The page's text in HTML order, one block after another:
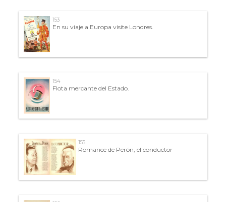
153
En su viaje a Europa visite Londres.
154
Flota mercante del Estado.
155
Romance de Perón, el conductor